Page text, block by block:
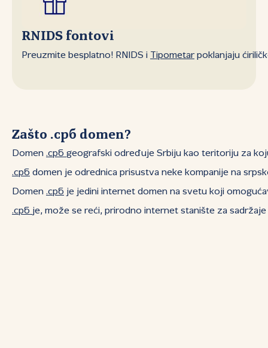
RNIDS fontovi
Preuzmite besplatno! RNIDS i Tipometar poklanjaju
Zašto .срб domen?
Domen .срб geografski određuje Srbiju kao teritoriju za
.срб domen je odrednica prisustva neke kompanije na
Domen .срб je jedini internet domen na svetu koji
.срб je, može se reći, prirodno internet stanište za